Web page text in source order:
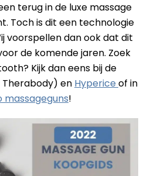
terug in de luxe massage
Toch is dit een technologie
voorspellen dan ook dat dit
de komende jaren. Zoek
Kijk dan eens bij de
Therabody) en Hyperice of in
!